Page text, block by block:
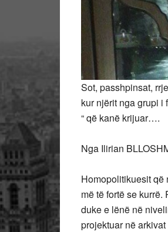
Sot, passhpinsat,
kur njërit nga grupi i
“ që kanë krijuar….
Nga Ilirian
Homopolitikuesit që
më të fortë se
duke e lënë në
projektuar në